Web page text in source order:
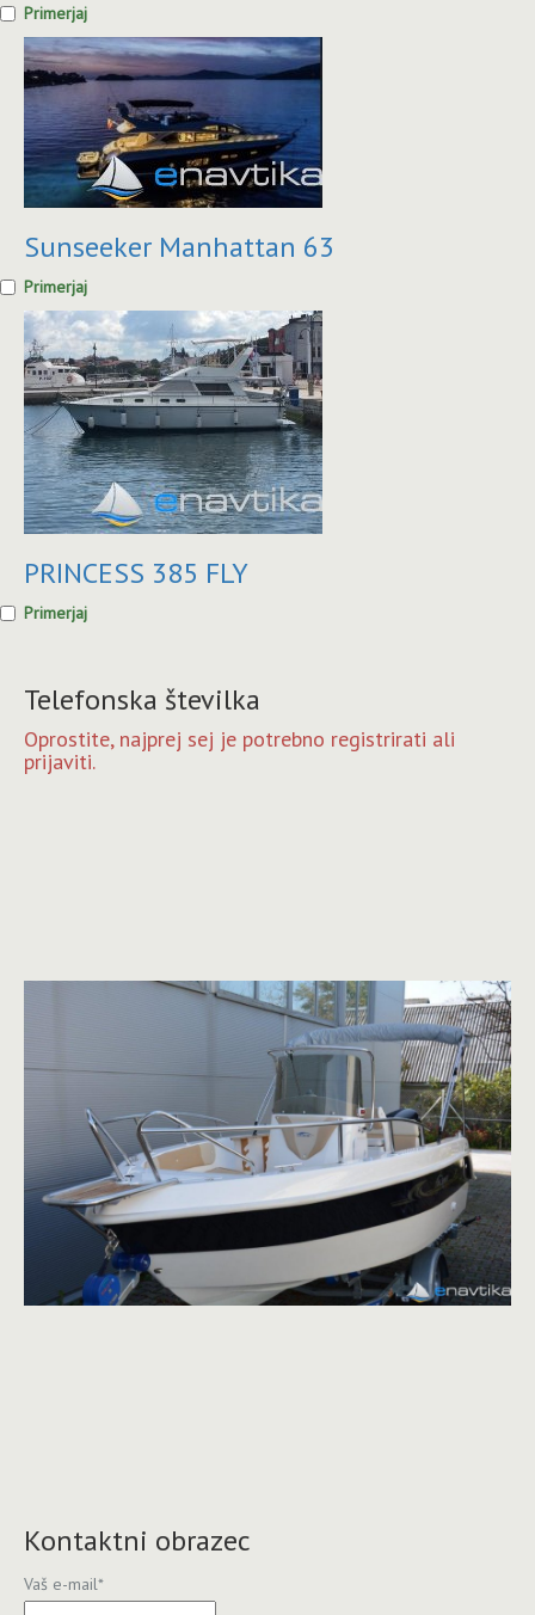
Primerjaj
Sunseeker Manhattan 63
Primerjaj
PRINCESS 385 FLY
Primerjaj
Telefonska številka
Oprostite, najprej sej je potrebno registrirati ali
prijaviti.
Kontaktni obrazec
Vaš e-mail*